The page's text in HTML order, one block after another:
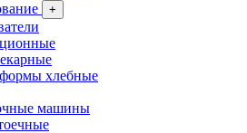
+
хлебные
машины